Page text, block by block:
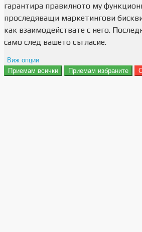
гарантира правилното му
проследяващи маркетингови
как взаимодействате с него.
само след вашето съгласие.
Виж опции
Препочитания за реклами
Приемам всички Приемам избраните